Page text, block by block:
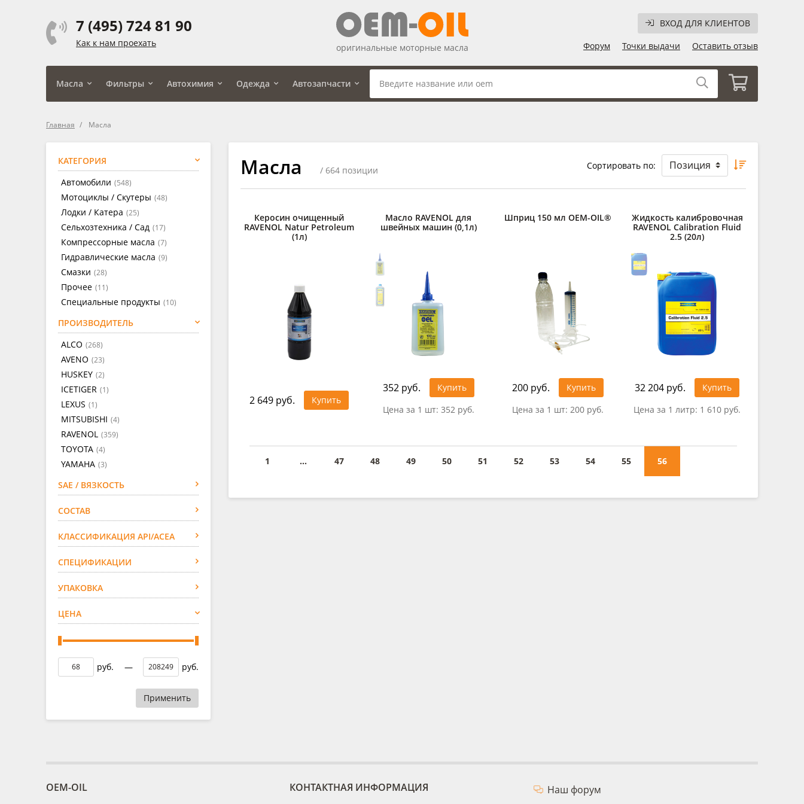
7 (495) 724 81 90
Как к нам проехать
ВХОД ДЛЯ КЛИЕНТОВ
Форум
Точки выдачи Оставить отзыв
оригинальные моторные масла
Масла Фильтры Автохимия Одежда Автозапчасти
Главная Масла
КАТЕГОРИЯ
Автомобили (548)
Мотоциклы / Скутеры (48)
Лодки / Катера (25)
Сельхозтехника / Сад (17)
Компрессорные масла (7)
Гидравлические масла (9)
Смазки (28)
Прочее (11)
Специальные продукты (10)
ПРОИЗВОДИТЕЛЬ
ALCO (268)
AVENO (23)
HUSKEY (2)
ICETIGER (1)
LEXUS (1)
MITSUBISHI (4)
RAVENOL (359)
TOYOTA (4)
YAMAHA (3)
SAE / ВЯЗКОСТЬ
СОСТАВ
КЛАССИФИКАЦИЯ API/ACEA
СПЕЦИФИКАЦИИ
УПАКОВКА
ЦЕНА
руб. — руб.
Применить
Масла / 664 позиции Сортировать по:
Керосин очищенный
RAVENOL Natur Petroleum
(1л)
2 649 руб. Купить
Масло RAVENOL для
швейных машин (0,1л)
352 руб.
Купить
Цена за 1 шт: 352 руб.
Шприц 150 мл OEM-OIL®
200 руб.
Купить
Цена за 1 шт: 200 руб.
Жидкость калибровочная
RAVENOL Calibration Fluid
2.5 (20л)
32 204 руб.
Купить
Цена за 1 литр: 1 610 руб.
1 ... 47 48 49 50 51 52 53 54 55 56
OEM-OIL КОНТАКТНАЯ ИНФОРМАЦИЯ
Наш форум